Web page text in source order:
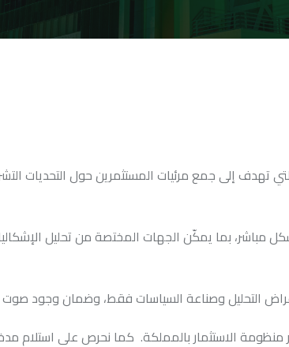
إلى جمع مرئيات المستثمرين حول التحديات
بما يمكّن الجهات المختصة من تحليل
التحليل وصناعة السياسات فقط، وضمان وجود